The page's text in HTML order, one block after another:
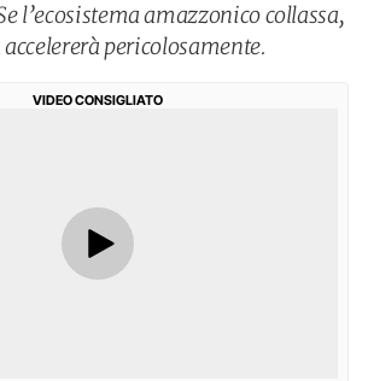
l’ecosistema amazzonico collassa,
pericolosamente.
VIDEO CONSIGLIATO